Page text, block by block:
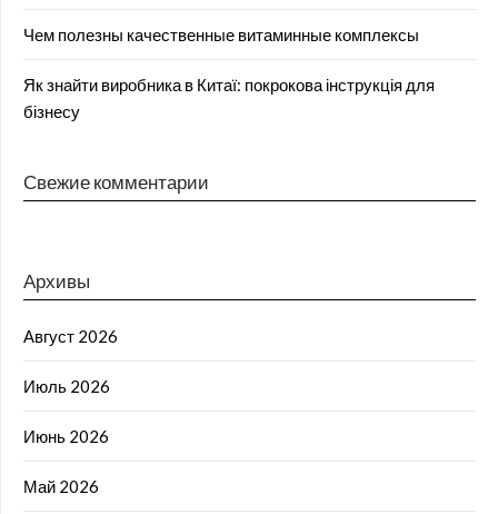
Чем полезны качественные витаминные комплексы
Як знайти виробника в Китаї: покрокова інструкція для
бізнесу
Свежие комментарии
Архивы
Август 2026
Июль 2026
Июнь 2026
Май 2026